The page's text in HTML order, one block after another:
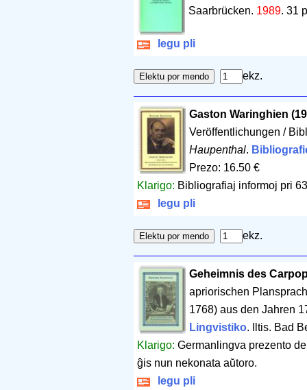
Saarbrücken. 1989. 31
legu pli
ekz.
Gaston Waringhien
Veröffentlichungen /
Haupenthal.
Prezo: 16.50 €
Klarigo: Bibliografiaj informoj pri
legu pli
ekz.
Geheimnis des
apriorischen
1768) aus den Jahren
Lingvistiko. Iltis. Bad
Klarigo: Germanlingva prezento
ĝis nun nekonata aŭtoro.
legu pli